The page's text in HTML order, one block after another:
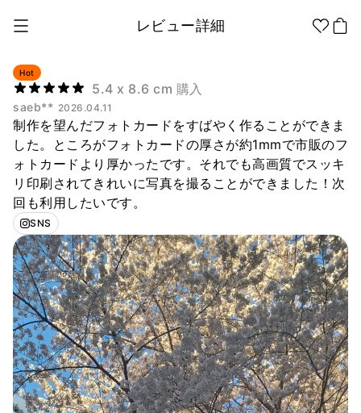
Hot
5.4 x 8.6 cm 購入
saeb** 2026.04.11
制作を望んだフォトカードをすばやく作ることができま
した。ところがフォトカードの厚さが約1mmで市販のフ
ォトカードより厚かったです。それでも高画質でスッキ
リ印刷されてきれいに写真を撮ることができました！次
回も利用したいです。
SNS
レビュー詳細
1個から制作
ノベルティ
ノウハウ
アパレル
ファッション小物
ファングッズ
ステッカー
紙製品
文具/オフィス
スマホ
リビング
アパレル カテゴリー
全商品 Tシャツ シャツ
スウェッ
トシャツ
フードパ
ーカー
ジップア
ップ